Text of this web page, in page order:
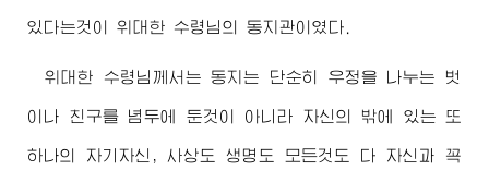
있다는것이 위대한 수령님 의 동지관이였다.
위대한 수령님께서 는 동지는 단순히 우정을 나누는 벗
이나 친구를 념두에 둔것이 아니라 자신의 밖에 있는 또
하나의 자기자신, 사상도 생명도 모든것도 다 자신과 꼭